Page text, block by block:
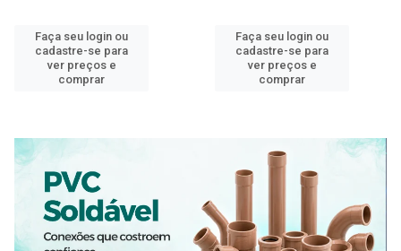
Faça seu login ou
cadastre-se para
ver preços e
comprar
Faça seu login ou
cadastre-se para
ver preços e
comprar